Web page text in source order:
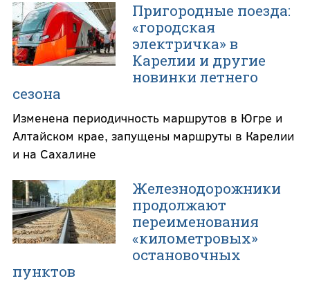
Пригородные поезда:
«городская
электричка» в
Карелии и другие
новинки летнего
сезона
Изменена периодичность маршрутов в Югре и
Алтайском крае, запущены маршруты в Карелии
и на Сахалине
Железнодорожники
продолжают
переименования
«километровых»
остановочных
пунктов